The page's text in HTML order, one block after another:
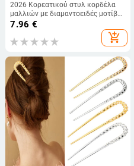
2026 Κορεατικού στυλ κορδέλα
μαλλιών με διαμαντοειδές μοτίβο,
για γυναίκες, χειροποίητο
7.96 €
add_shopping_cart